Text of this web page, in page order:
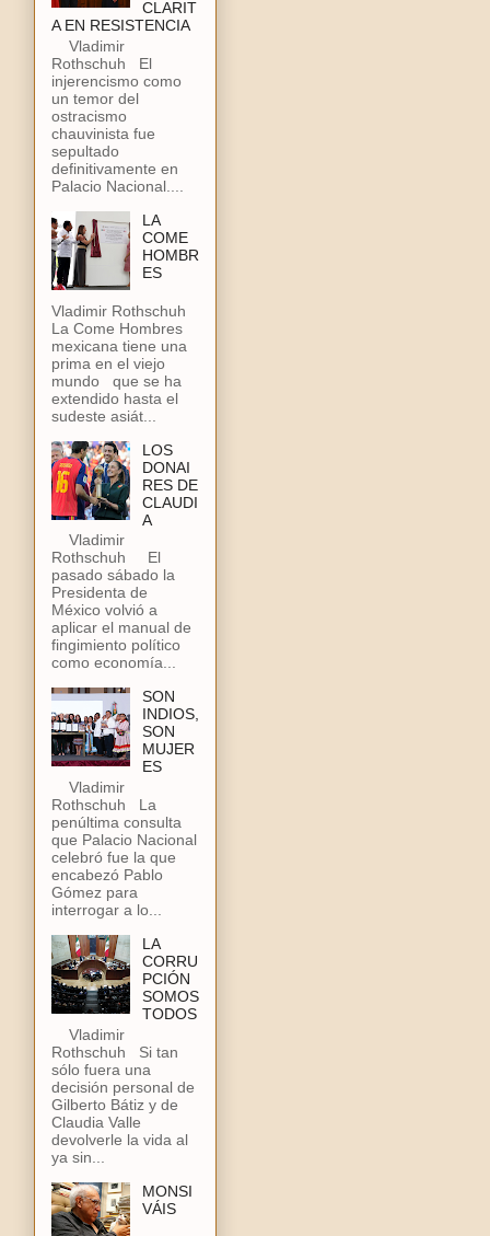
CLARIT
A EN RESISTENCIA
Vladimir
Rothschuh El
injerencismo como
un temor del
ostracismo
chauvinista fue
sepultado
definitivamente en
Palacio Nacional....
LA
COME
HOMBR
ES
Vladimir Rothschuh
La Come Hombres
mexicana tiene una
prima en el viejo
mundo que se ha
extendido hasta el
sudeste asiát...
LOS
DONAI
RES DE
CLAUDI
A
Vladimir
Rothschuh El
pasado sábado la
Presidenta de
México volvió a
aplicar el manual de
fingimiento político
como economía...
SON
INDIOS,
SON
MUJER
ES
Vladimir
Rothschuh La
penúltima consulta
que Palacio Nacional
celebró fue la que
encabezó Pablo
Gómez para
interrogar a lo...
LA
CORRU
PCIÓN
SOMOS
TODOS
Vladimir
Rothschuh Si tan
sólo fuera una
decisión personal de
Gilberto Bátiz y de
Claudia Valle
devolverle la vida al
ya sin...
MONSI
VÁIS